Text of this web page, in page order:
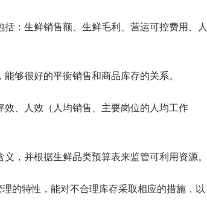
：生鲜销售额、生鲜毛利、营运可控费用、人
够很好的平衡销售和商品库存的关系。
、人效（人均销售、主要岗位的人均工作
，并根据生鲜品类预算表来监管可利用资源。
的特性，能对不合理库存采取相应的措施，以